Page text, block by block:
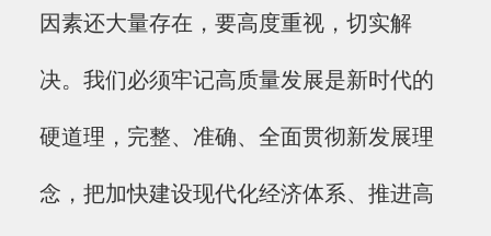
因素还大量存在，要高度重视，切实解
决。我们必须牢记高质量发展是新时代的
硬道理，完整、准确、全面贯彻新发展理
念，把加快建设现代化经济体系、推进高